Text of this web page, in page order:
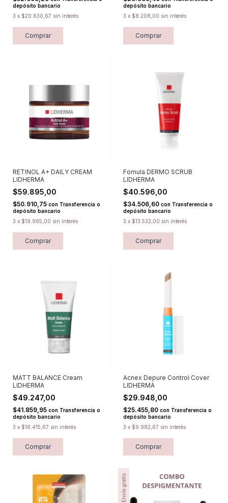
depósito bancario
3 x $20.630,67 sin interés
Comprar
depósito bancario
3 x $8.208,00 sin interés
Comprar
RETINOL A+ DAILY CREAM
LIDHERMA
$59.895,00
$50.910,75 con Transferencia o
depósito bancario
3 x $19.965,00 sin interés
Comprar
Fomula DERMO SCRUB
LIDHERMA
$40.596,00
$34.506,60 con Transferencia o
depósito bancario
3 x $13.532,00 sin interés
Comprar
MATT BALANCE Cream
LIDHERMA
$49.247,00
$41.859,95 con Transferencia o
depósito bancario
3 x $16.415,67 sin interés
Comprar
Acnex Depure Control Cover
LIDHERMA
$29.948,00
$25.455,80 con Transferencia o
depósito bancario
3 x $9.982,67 sin interés
Comprar
Envío gratis